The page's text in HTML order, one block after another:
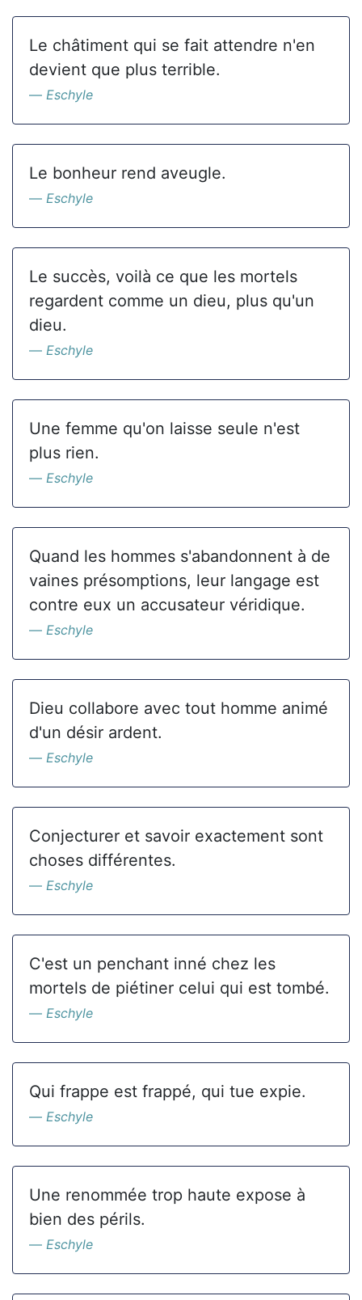
Le châtiment qui se fait attendre n'en
devient que plus terrible.
Eschyle
Le bonheur rend aveugle.
Eschyle
Le succès, voilà ce que les mortels
regardent comme un dieu, plus qu'un
dieu.
Eschyle
Une femme qu'on laisse seule n'est
plus rien.
Eschyle
Quand les hommes s'abandonnent à de
vaines présomptions, leur langage est
contre eux un accusateur véridique.
Eschyle
Dieu collabore avec tout homme animé
d'un désir ardent.
Eschyle
Conjecturer et savoir exactement sont
choses différentes.
Eschyle
C'est un penchant inné chez les
mortels de piétiner celui qui est tombé.
Eschyle
Qui frappe est frappé, qui tue expie.
Eschyle
Une renommée trop haute expose à
bien des périls.
Eschyle